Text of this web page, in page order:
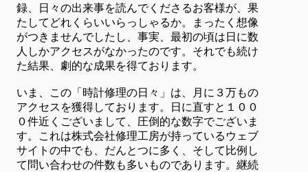
録、日々の出来事を読んでくださるお客様が、果
たしてどれくらいいらっしゃるか。まったく想像
がつきませんでしたし、事実、最初の頃は日に数
人しかアクセスがなかったのです。それでも続け
た結果、劇的な成果を得ております。
いま、この「時計修理の日々」は、月に３万もの
アクセスを獲得しております。日に直すと１００
０件近くございまして、圧倒的な数字でございま
す。これは株式会社修理工房が持っているウェブ
サイトの中でも、だんとつに多く、そして比例し
て問い合わせの件数も多いものであります。継続